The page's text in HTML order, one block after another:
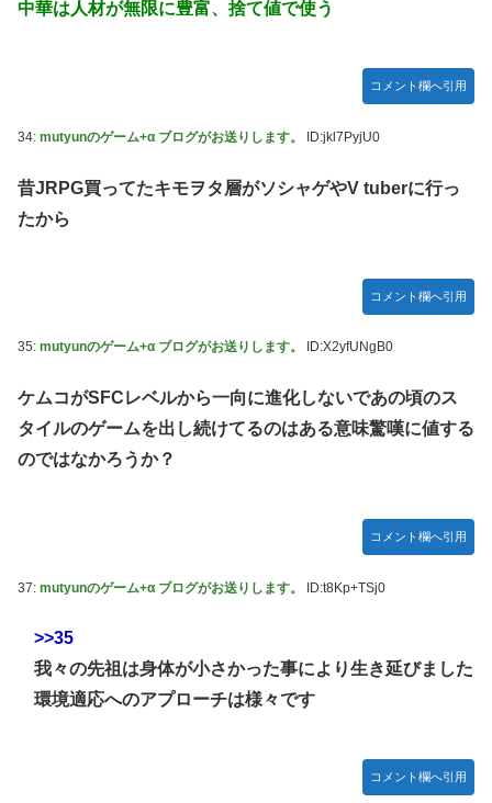
中華は人材が無限に豊富、捨て値で使う
コメント欄へ引用
34: mutyunのゲーム+α ブログがお送りします。 ID:jkl7PyjU0
昔JRPG買ってたキモヲタ層がソシャゲやV tuberに行っ
たから
コメント欄へ引用
35: mutyunのゲーム+α ブログがお送りします。 ID:X2yfUNgB0
ケムコがSFCレベルから一向に進化しないであの頃のス
タイルのゲームを出し続けてるのはある意味驚嘆に値する
のではなかろうか？
コメント欄へ引用
37: mutyunのゲーム+α ブログがお送りします。 ID:t8Kp+TSj0
>>35
我々の先祖は身体が小さかった事により生き延びました
環境適応へのアプローチは様々です
コメント欄へ引用